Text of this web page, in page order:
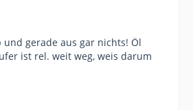
gerade aus gar nichts! Öl
ist rel. weit weg, weis darum